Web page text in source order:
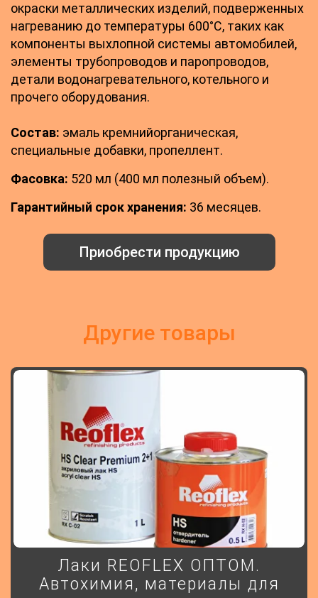
окраски металлических изделий, подверженных
нагреванию до температуры 600°С, таких как
компоненты выхлопной системы автомобилей,
элементы трубопроводов и паропроводов,
детали водонагревательного, котельного и
прочего оборудования.
Состав: эмаль кремнийорганическая,
специальные добавки, пропеллент.
Фасовка: 520 мл (400 мл полезный объем).
Гарантийный срок хранения: 36 месяцев.
Приобрести продукцию
другие товары
Лаки REOFLEX ОПТОМ.
Автохимия, материалы для